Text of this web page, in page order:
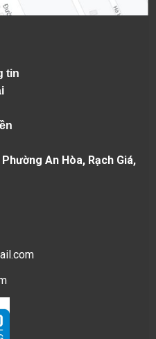
tin
An Hòa, Rạch Giá,